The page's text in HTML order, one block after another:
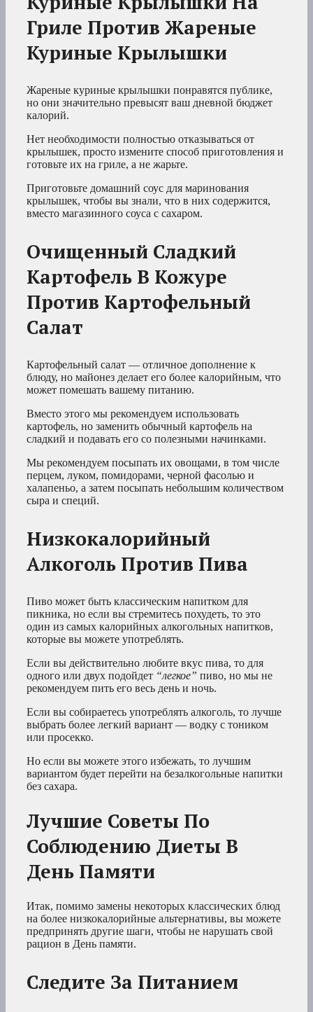
Гриле Против Жареные
Куриные Крылышки
Жареные куриные крылышки понравятся публике,
но они значительно превысят ваш дневной бюджет
калорий.
Нет необходимости полностью отказываться от
крылышек, просто измените способ приготовления и
готовьте их на гриле, а не жарьте.
Приготовьте домашний соус для маринования
крылышек, чтобы вы знали, что в них содержится,
вместо магазинного соуса с сахаром.
Очищенный Сладкий
Картофель В Кожуре
Против Картофельный
Салат
Картофельный салат — отличное дополнение к
блюду, но майонез делает его более калорийным, что
может помешать вашему питанию.
Вместо этого мы рекомендуем использовать
картофель, но заменить обычный картофель на
сладкий и подавать его со полезными начинками.
Мы рекомендуем посыпать их овощами, в том числе
перцем, луком, помидорами, черной фасолью и
халапеньо, а затем посыпать небольшим количеством
сыра и специй.
Низкокалорийный
Алкоголь Против Пива
Пиво может быть классическим напитком для
пикника, но если вы стремитесь похудеть, то это
один из самых калорийных алкогольных напитков,
которые вы можете употреблять.
Если вы действительно любите вкус пива, то для
одного или двух подойдет “легкое” пиво, но мы не
рекомендуем пить его весь день и ночь.
Если вы собираетесь употреблять алкоголь, то лучше
выбрать более легкий вариант — водку с тоником
или просекко.
Но если вы можете этого избежать, то лучшим
вариантом будет перейти на безалкогольные напитки
без сахара.
Лучшие Советы По
Соблюдению Диеты В
День Памяти
Итак, помимо замены некоторых классических блюд
на более низкокалорийные альтернативы, вы можете
предпринять другие шаги, чтобы не нарушать свой
рацион в День памяти.
Следите За Питанием